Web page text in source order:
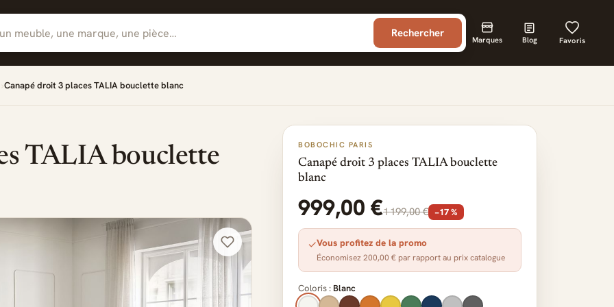
Rechercher Marques Blog Favoris
Canapé droit 3 places TALIA bouclette blanc
TALIA bouclette
BOBOCHIC PARIS
Canapé droit 3 places TALIA bouclette
blanc
999,00 €1 199,00 € −17 %
✓Vous profitez de la promo
Économisez 200,00 € par rapport au prix catalogue
Coloris : Blanc